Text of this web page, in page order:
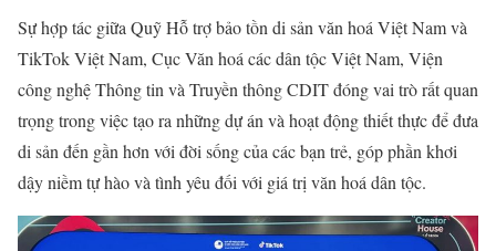
Sự hợp tác giữa Quỹ Hỗ trợ bảo tồn di sản văn hoá Việt Nam và
TikTok Việt Nam, Cục Văn hoá các dân tộc Việt Nam, Viện
công nghệ Thông tin và Truyền thông CDIT đóng vai trò rất quan
trọng trong việc tạo ra những dự án và hoạt động thiết thực để đưa
di sản đến gần hơn với đời sống của các bạn trẻ, góp phần khơi
dậy niềm tự hào và tình yêu đối với giá trị văn hoá dân tộc.